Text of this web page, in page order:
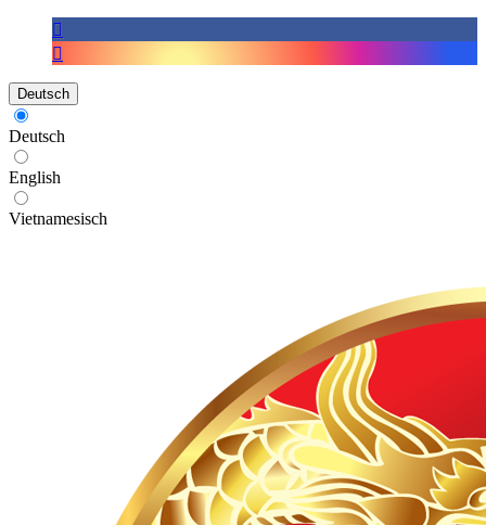
Deutsch
Deutsch
English
Vietnamesisch